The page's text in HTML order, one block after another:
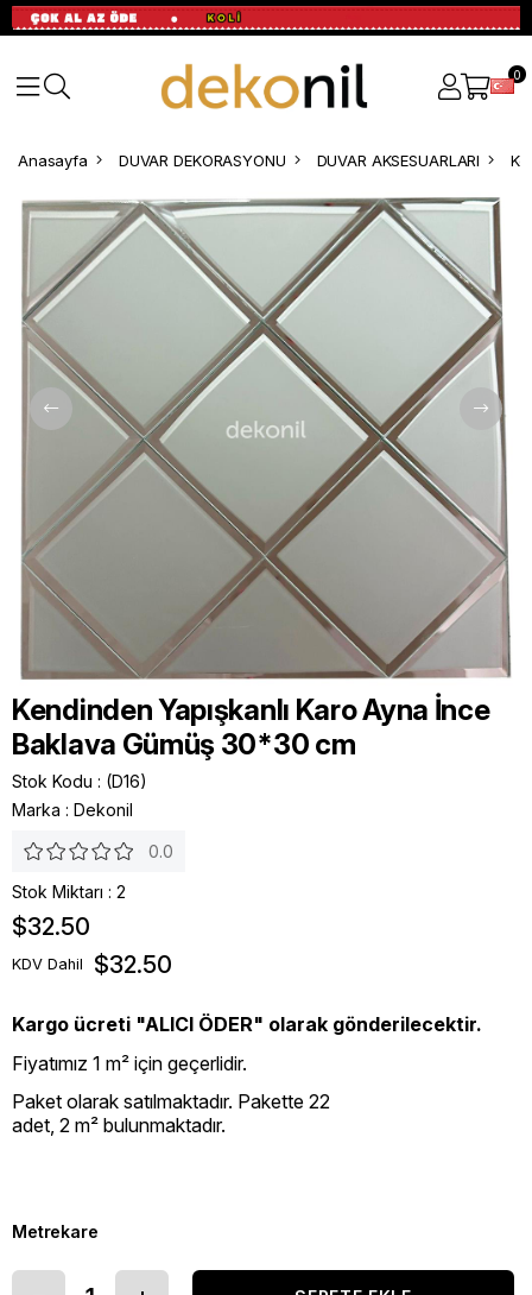
0
Anasayfa DUVAR DEKORASYONU DUVAR AKSESUARLARI
Kendinden Yapışkanlı Karo Ayna İnce
Baklava Gümüş 30*30 cm
Stok Kodu
(D16)
Marka : Dekonil
0.0
Stok Miktarı : 2
$32.50
KDV Dahil $32.50
Kargo ücreti "ALICI ÖDER" olarak gönderilecektir.
Fiyatımız 1 m² için geçerlidir.
Paket olarak satılmaktadır. Pakette 22
adet, 2 m² bulunmaktadır.
Metrekare